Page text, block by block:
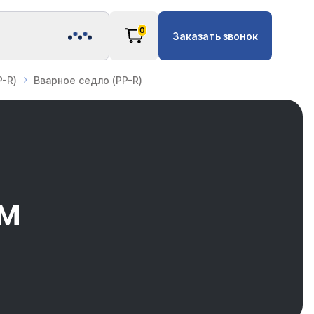
0 Заказать звонок
R) Вварное седло (PP-R)